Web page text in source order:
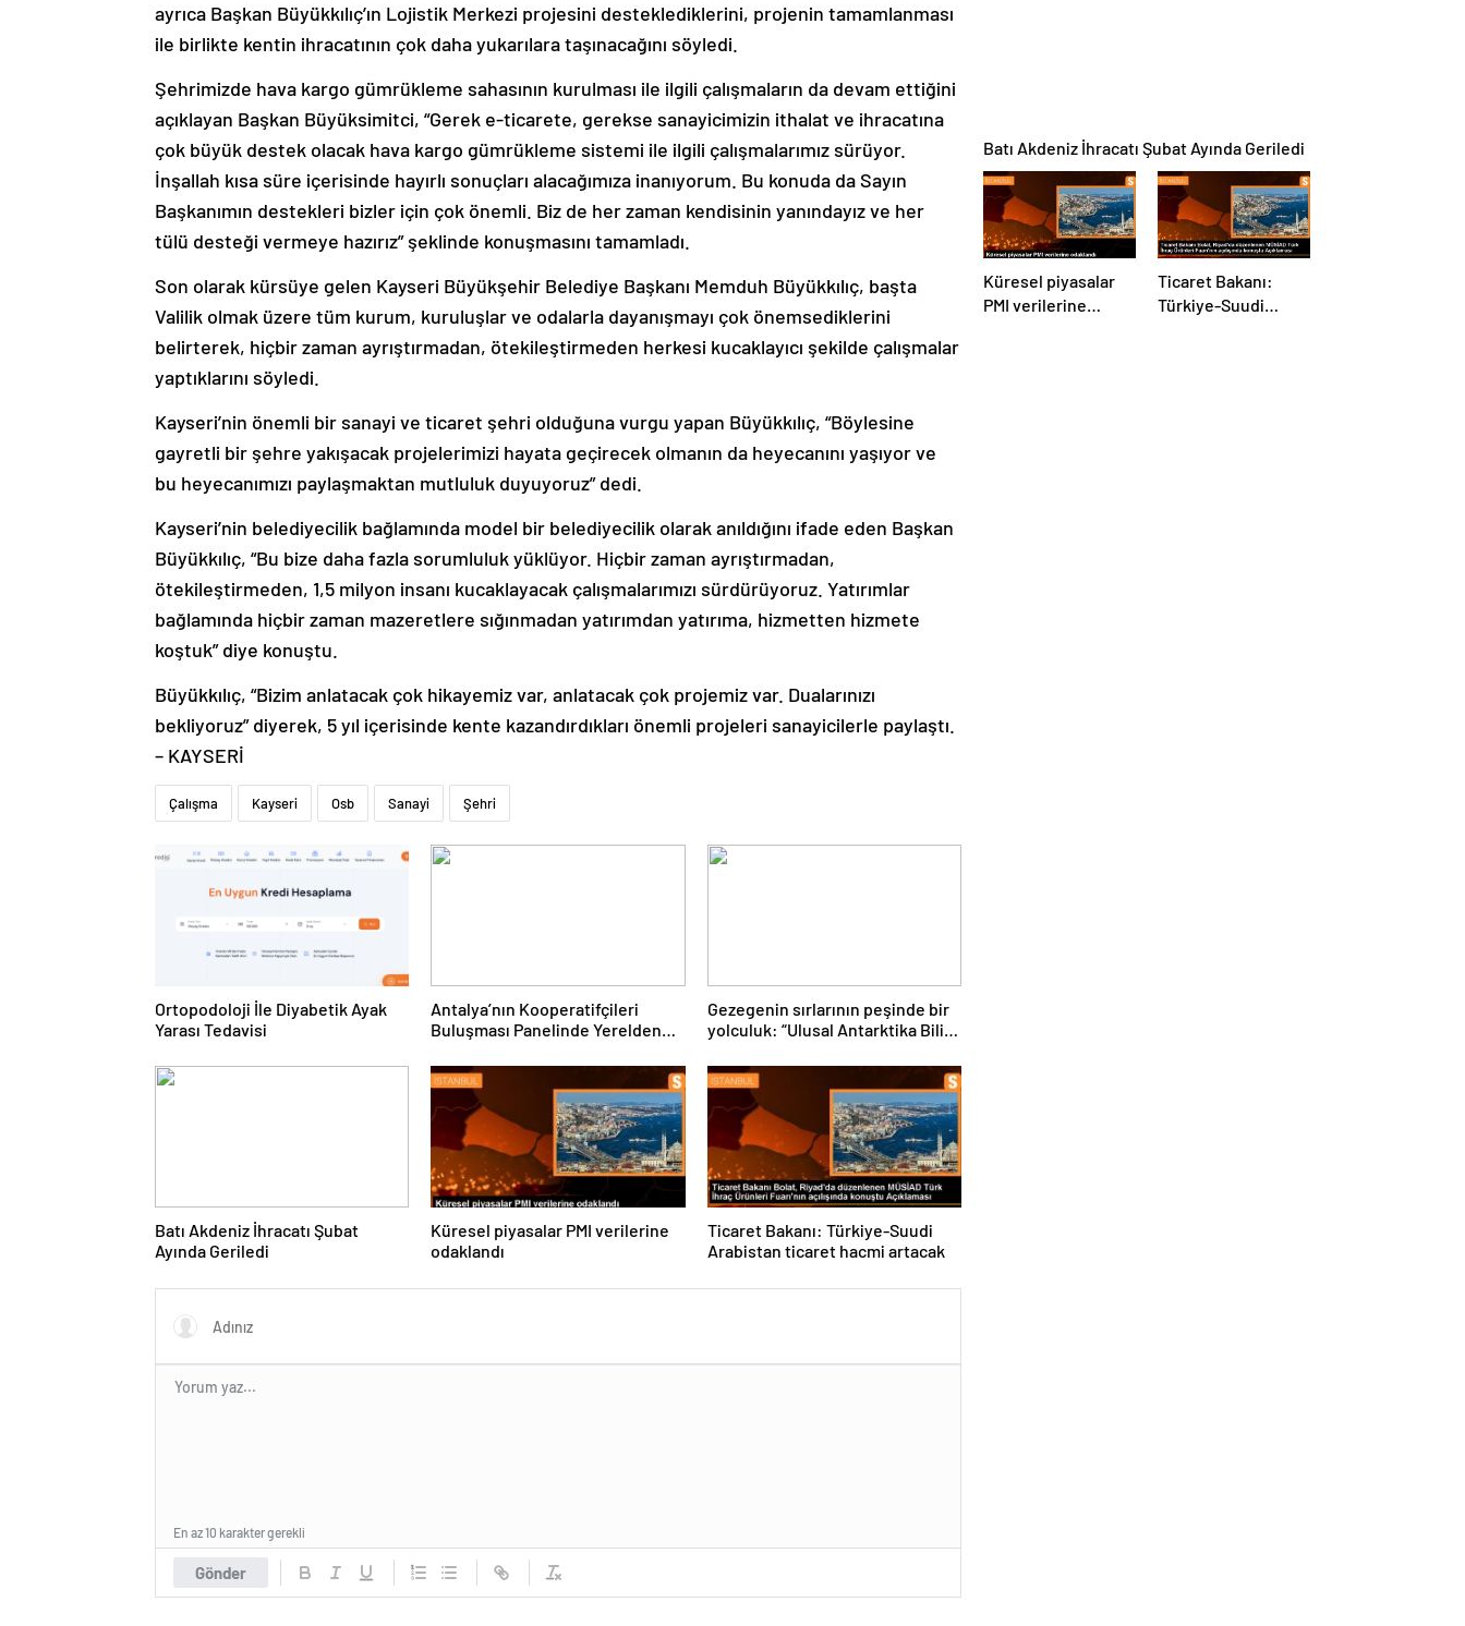
ayrıca Başkan Büyükkılıç’ın Lojistik Merkezi projesini desteklediklerini, projenin tamamlanması
ile birlikte kentin ihracatının çok daha yukarılara taşınacağını söyledi.
Şehrimizde hava kargo gümrükleme sahasının kurulması ile ilgili çalışmaların da devam ettiğini
açıklayan Başkan Büyüksimitci, “Gerek e-ticarete, gerekse sanayicimizin ithalat ve ihracatına
çok büyük destek olacak hava kargo gümrükleme sistemi ile ilgili çalışmalarımız sürüyor.
İnşallah kısa süre içerisinde hayırlı sonuçları alacağımıza inanıyorum. Bu konuda da Sayın
Başkanımın destekleri bizler için çok önemli. Biz de her zaman kendisinin yanındayız ve her
tülü desteği vermeye hazırız” şeklinde konuşmasını tamamladı.
Son olarak kürsüye gelen Kayseri Büyükşehir Belediye Başkanı Memduh Büyükkılıç, başta
Valilik olmak üzere tüm kurum, kuruluşlar ve odalarla dayanışmayı çok önemsediklerini
belirterek, hiçbir zaman ayrıştırmadan, ötekileştirmeden herkesi kucaklayıcı şekilde çalışmalar
yaptıklarını söyledi.
Kayseri’nin önemli bir sanayi ve ticaret şehri olduğuna vurgu yapan Büyükkılıç, “Böylesine
gayretli bir şehre yakışacak projelerimizi hayata geçirecek olmanın da heyecanını yaşıyor ve
bu heyecanımızı paylaşmaktan mutluluk duyuyoruz” dedi.
Kayseri’nin belediyecilik bağlamında model bir belediyecilik olarak anıldığını ifade eden Başkan
Büyükkılıç, “Bu bize daha fazla sorumluluk yüklüyor. Hiçbir zaman ayrıştırmadan,
ötekileştirmeden, 1,5 milyon insanı kucaklayacak çalışmalarımızı sürdürüyoruz. Yatırımlar
bağlamında hiçbir zaman mazeretlere sığınmadan yatırımdan yatırıma, hizmetten hizmete
koştuk” diye konuştu.
Büyükkılıç, “Bizim anlatacak çok hikayemiz var, anlatacak çok projemiz var. Dualarınızı
bekliyoruz” diyerek, 5 yıl içerisinde kente kazandırdıkları önemli projeleri sanayicilerle paylaştı.
– KAYSERİ
Çalışma Kayseri Osb Sanayi Şehri
Ortopodoloji İle Diyabetik Ayak
Yarası Tedavisi
Antalya’nın Kooperatifçileri
Buluşması Panelinde Yerelden
Gerekenler Tartışıldı
Gezegenin sırlarının peşinde bir
yolculuk: “Ulusal Antarktika Bilim
Batı Akdeniz İhracatı Şubat
Ayında Geriledi
Küresel piyasalar PMI verilerine
odaklandı
Ticaret Bakanı: Türkiye-Suudi
Arabistan ticaret hacmi artacak
Gönder
En az 10 karakter gerekli
Batı Akdeniz İhracatı Şubat Ayında Geriledi
Küresel piyasalar
PMI verilerine
Ticaret Bakanı:
Türkiye-Suudi